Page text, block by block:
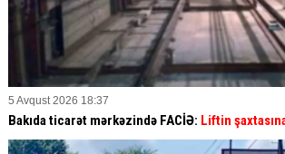
5 Avqust 2026 18:37
Bakıda ticarət mərkəzində FACİƏ: Liftin